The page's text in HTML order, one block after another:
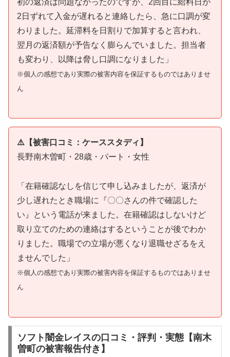
2日ずれて入金が遅れると連絡したら、急に口調が変
わりました。延滞料を日割りで加算すると言われ、
翌月の返済額が予告なく膨らんでいました。担当者
も変わり、以降は脅し口調になりました」
※個人の感想であり実際の被害内容を保証するものではありませ
ん
⚠️【被害口コミ：ケーススタディ】
長野南木曽町・28歳・パート・女性
「在籍確認なしを信じて申し込みましたが、返済が
少し遅れたとき職場に『〇〇さんの件で確認した
い』という電話が来ました。在籍確認はしないけど
取り立てのための連絡はするということが後でわか
りました。職場での立場が悪くなり退職せざるをえ
ませんでした」
※個人の感想であり実際の被害内容を保証するものではありませ
ん
ソフト闇金レイスの口コミ・評判・実態【南木
曽町の被害報告付き】